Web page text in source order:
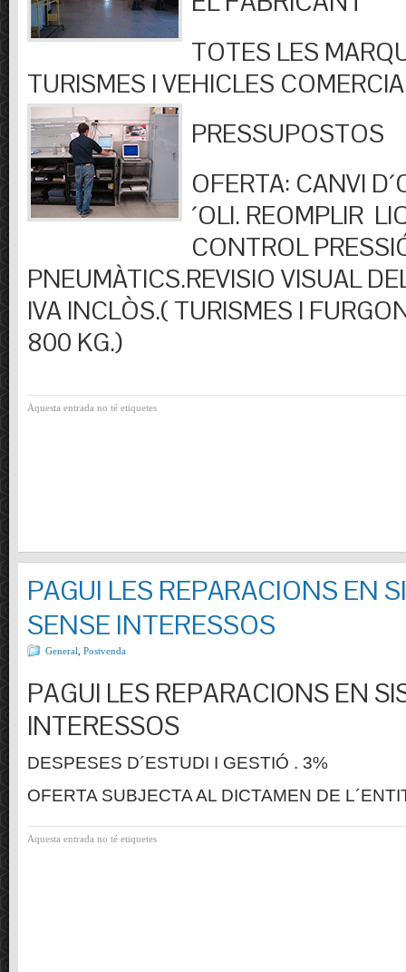
TOTES LES
TURISMES I VEHICLES
PRESSUPOSTOS
OFERTA: CANVI
´OLI. REOMPLIR
CONTROL
PNEUMÀTICS.REVISIO VISUAL
IVA INCLÒS.( TURISMES I
800 KG.)
Aquesta entrada no té etiquetes
PAGUI LES REPARACIONS EN
SENSE INTERESSOS
General Postvenda
PAGUI LES REPARACIONS EN
INTERESSOS
DESPESES D´ESTUDI I GESTIÓ . 3%
OFERTA SUBJECTA AL DICTAMEN DE
Aquesta entrada no té etiquetes